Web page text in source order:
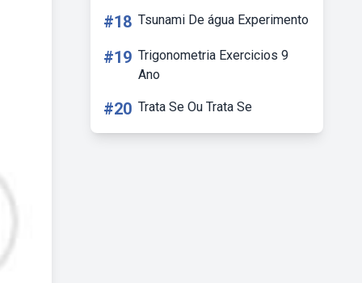
#18 Tsunami De água Experimento
#19 Trigonometria Exercicios 9
Ano
#20 Trata Se Ou Trata Se